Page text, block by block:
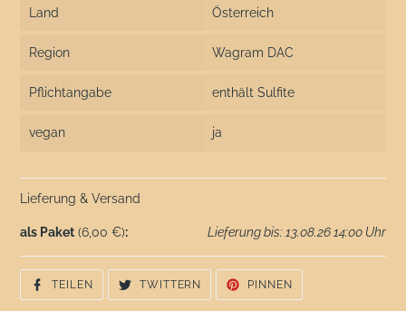
Land Österreich
Region Wagram DAC
Pflichtangabe enthält Sulfite
vegan ja
Lieferung & Versand
als Paket (6,00 €): Lieferung bis: 13.08.26 14:00 Uhr
TEILENAUF
FACEBOOK
TEILEN
TWITTERN
TWITTER
TWITTERN
PINNEN
PINNEN